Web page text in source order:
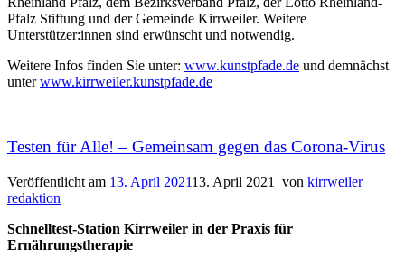
Pfalz Stiftung und der Gemeinde Kirrweiler. Weitere
Unterstützer:innen sind erwünscht und notwendig.
Weitere Infos finden Sie unter: www.kunstpfade.de und demnächst
unterwww.kirrweiler.kunstpfade.de
Testen für Alle! – Gemeinsam gegen das Corona-Virus
Veröffentlicht am 13. April 202113. April 2021 von kirrweiler
redaktion
Schnelltest-Station Kirrweiler in der Praxis für
Ernährungstherapie